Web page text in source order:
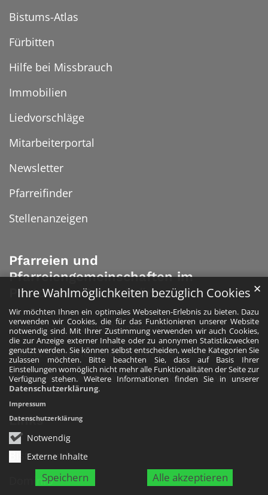
Ihre Wahlmöglichkeiten bezüglich Cookies
Wir möchten Ihnen ein optimales Webseiten-Erlebnis zu bieten. Dazu
verwenden wir Cookies, die für das Funktionieren unserer Website
notwendig sind. Mit Ihrer Zustimmung verwenden wir auch Cookies,
die zur Anzeige externer Inhalte oder zu anonymen Statistikzwecken
genutzt werden. Sie können selbst entscheiden, welche Kategorien Sie
zulassen möchten. Bitte beachten Sie, dass auf Basis Ihrer
Einstellungen womöglich nicht mehr alle Funktionalitäten der Seite zur
Verfügung stehen. Weitere Informationen finden Sie in unserer
Datenschutzerklärung.
Notwendig
Externe Inhalte
Speichern Alle akzeptieren
✕
Impressum
Datenschutzerklärung
Bistums-Atlas
Fürbitten
Hilfe bei Missbrauch
Immobilien
Liedvorschläge
Mitarbeiterportal
Newsletter
Pfarreifinder
Stellenanzeigen
Pfarreien und
Pfarreiengemeinschaften im
Pastoralen Raum Prüm
Pfarrei St. Maximin Prümer Land
Pfarrei St. Marien Bleialf
Pfarreiengemeinschaft Schönecken-Waxweiler
Links
Bistumsarchiv
Dominfo